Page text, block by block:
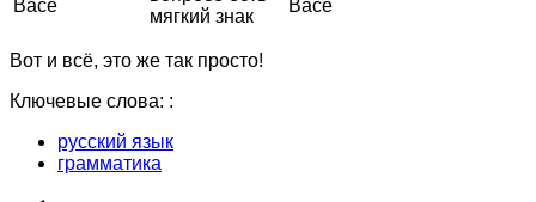
Васе
мягкий знак
Васе
Вот и всё, это же так просто!
Ключевые слова: :
русский язык
грамматика